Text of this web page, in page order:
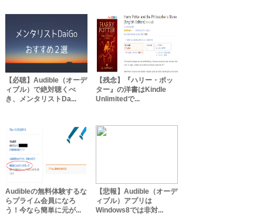
【必聴】Audible（オーデ
ィブル）で絶対聴くべ
き、メンタリストDa...
【残念】『ハリー・ポッ
ター』の洋書はKindle
Unlimitedで...
Audibleの無料体験するな
らプライム会員になろ
う！今なら簡単に元が...
【悲報】Audible（オーデ
ィブル）アプリは
Windows8では非対...